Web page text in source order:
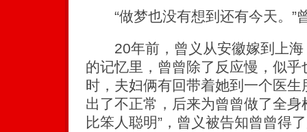
“做梦也没有想到还有今天。”
20年前，曾义从安徽嫁到上海
的记忆里，曾曾除了反应慢，似
时，夫妇俩有回带着她到一个医
出了不正常，后来为曾曾做了全身
比笨人聪明”，曾义被告知曾曾得